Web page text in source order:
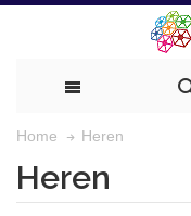
Home Heren
Heren